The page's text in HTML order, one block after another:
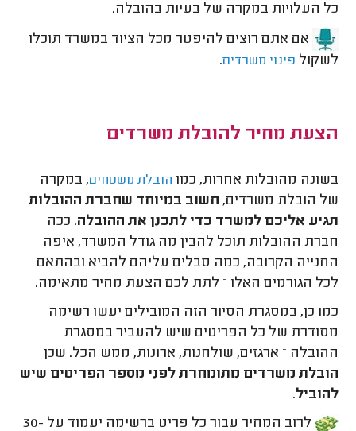
כל העלויות במקרה של בעיות בהובלה.
אם אתם רוצים להיפטר מכל הציוד במשרד תוכלו
לשקול פינוי משרדים.
הצעת מחיר להובלת משרדים
בשונה מהובלות אחרות, כמו הובלת משטחים, במקרה
של הובלת משרדים, חשוב במיוחד שחברת ההובלות
תגיע אליכם למשרד כדי לתכנן את ההובלה. ככה
חברת ההובלות תוכל להבין מה גודל המשרד, איפה
החנייה הקרובה, כמה סבלים עליהם להביא ובהתאם
לכל הגורמים האלו – לתת לכם הצעת מחיר מתאימה.
כמו כן, במסגרת הסיור הזה המובילים יעשו רשימה
מסודרת של כל הפריטים שיש להעביר במסגרת
ההובלה – ארגזים, שולחנות, ארונות, ממש הכל. שכן
הובלת משרדים מתומחרת לפני מספר הפריטים שיש
להוביל.
לרוב המחיר עבור כל פריט ברשימה יעמוד על 30-